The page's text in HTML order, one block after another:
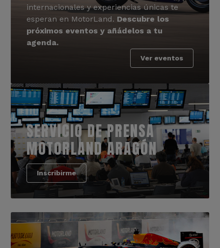
internacionales y experiencias únicas te
esperan en MotorLand. Descubre los
próximos eventos y añádelos a tu
agenda.
Ver eventos
SERVICIO DE PRENSA
MOTORLAND ARAGÓN
Inscribirme